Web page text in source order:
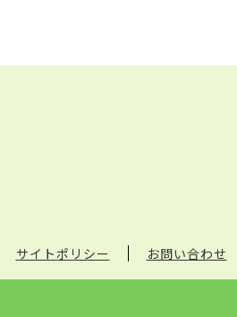
サイトポリシー お問い合わせ